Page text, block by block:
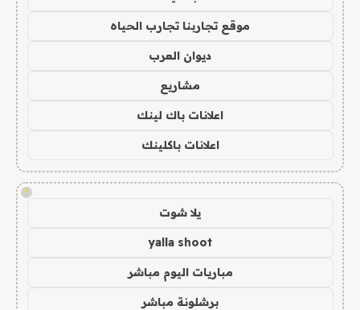
موقع تجاربنا تجارب الحياه
ديوان العرب
مشاريع
اعلانات باك لينك
اعلانات باكلينك
!
يلا شوت
yalla shoot
مباريات اليوم مباشر
برشلونة مباشر